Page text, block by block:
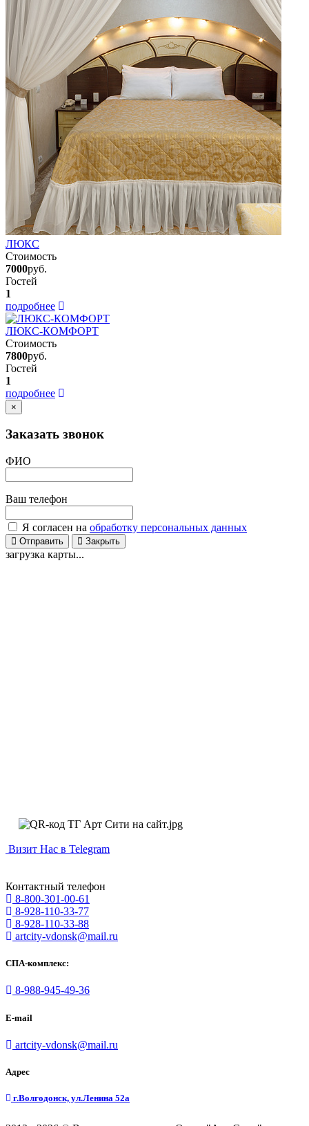
ЛЮКС
Стоимость
7000руб.
Гостей
1
подробнее
ЛЮКС-КОМФОРТ
Стоимость
7800руб.
Гостей
1
подробнее
×
Заказать звонок
ФИО
Ваш телефон
Я согласен на обработку персональных данных
Отправить Закрыть
загрузка карты...
Визит Нас в Telegram
Контактный телефон
8-800-301-00-61
8-928-110-33-77
8-928-110-33-88
artcity-vdonsk@mail.ru
СПА-комплекс:
8-988-945-49-36
E-mail
artcity-vdonsk@mail.ru
Адрес
г.Волгодонск, ул.Ленина 52а